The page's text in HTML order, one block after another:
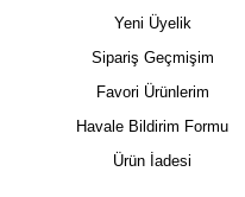
Yeni Üyelik
Sipariş Geçmişim
Favori Ürünlerim
Havale Bildirim Formu
Ürün İadesi